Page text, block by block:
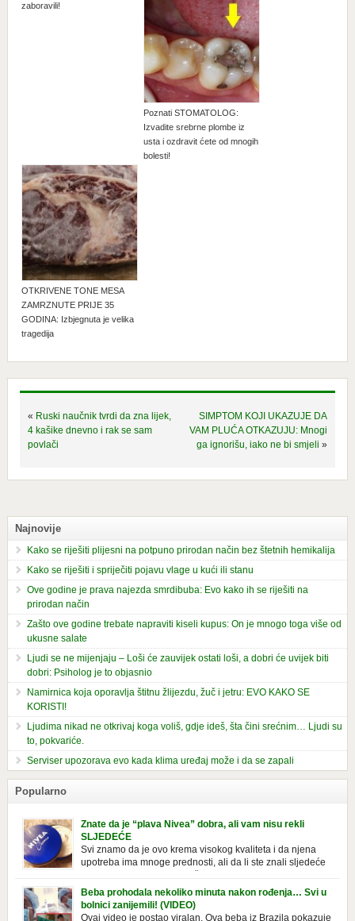
zaboravili!
Poznati STOMATOLOG:
Izvadite srebrne plombe iz
usta i ozdravit ćete od mnogih
bolesti!
OTKRIVENE TONE MESA
ZAMRZNUTE PRIJE 35
GODINA: Izbjegnuta je velika
tragedija
« Ruski naučnik tvrdi da zna lijek,
4 kašike dnevno i rak se sam
povlači
SIMPTOM KOJI UKAZUJE DA
VAM PLUĆA OTKAZUJU: Mnogi
ga ignorišu, iako ne bi smjeli »
Najnovije
Kako se riješiti plijesni na potpuno prirodan način bez štetnih hemikalija
Kako se riješiti i spriječiti pojavu vlage u kući ili stanu
Ove godine je prava najezda smrdibuba: Evo kako ih se riješiti na
prirodan način
Zašto ove godine trebate napraviti kiseli kupus: On je mnogo toga više od
ukusne salate
Ljudi se ne mijenjaju – Loši će zauvijek ostati loši, a dobri će uvijek biti
dobri: Psiholog je to objasnio
Namirnica koja oporavlja štitnu žlijezdu, žuč i jetru: EVO KAKO SE
KORISTI!
Ljudima nikad ne otkrivaj koga voliš, gdje ideš, šta čini srećnim… Ljudi su
to, pokvariće.
Serviser upozorava evo kada klima uređaj može i da se zapali
Popularno
Znate da je “plava Nivea” dobra, ali vam nisu rekli
SLJEDEĆE
Svi znamo da je ovo krema visokog kvaliteta i da njena
upotreba ima mnoge prednosti, ali da li ste znali sljedeće
prepoznatljivog mirisa i jednostavne formule, jeste nezamenljiv inventar
u kupatilima i muškaraca i žena. Mnogi ljudi se ne odvajaju od nje, pa je
čak nose sa […]
Beba prohodala nekoliko minuta nakon rođenja… Svi u
bolnici zanijemili! (VIDEO)
Ovaj video je postao viralan. Ova beba iz Brazila pokazuje